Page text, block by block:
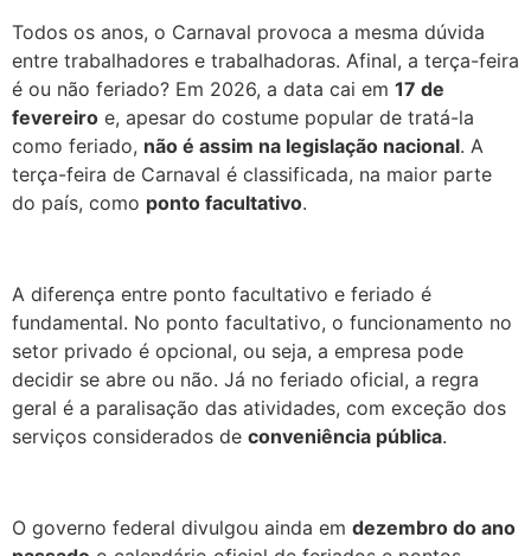
Todos os anos, o Carnaval provoca a mesma dúvida
entre trabalhadores e trabalhadoras. Afinal, a terça-feira
é ou não feriado? Em 2026, a data cai em 17 de
fevereiro e, apesar do costume popular de tratá-la
como feriado, não é assim na legislação nacional. A
terça-feira de Carnaval é classificada, na maior parte
do país, como ponto facultativo.
A diferença entre ponto facultativo e feriado é
fundamental. No ponto facultativo, o funcionamento no
setor privado é opcional, ou seja, a empresa pode
decidir se abre ou não. Já no feriado oficial, a regra
geral é a paralisação das atividades, com exceção dos
serviços considerados de conveniência pública.
O governo federal divulgou ainda em dezembro do ano